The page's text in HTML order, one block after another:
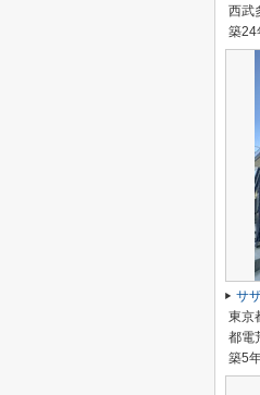
西武
築24
サ
東京
都電
築5